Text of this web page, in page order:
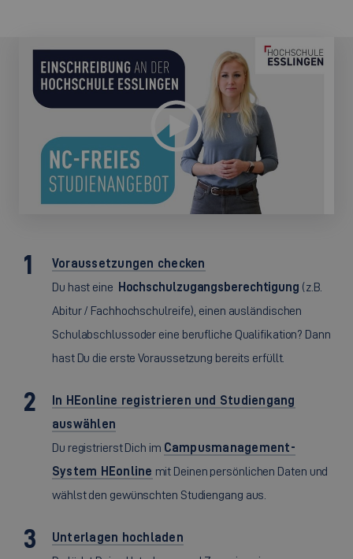
Voraussetzungen checken
Du hast eine Hochschulzugangsberechtigung (z.B.
Abitur / Fachhochschulreife), einen ausländischen
Schulabschlussoder eine berufliche Qualifikation? Dann
hast Du die erste Voraussetzung bereits erfüllt.
In HEonline registrieren und Studiengang
auswählen
Du registrierst Dich im Campusmanagement-
System HEonline mit Deinen persönlichen Daten und
wählst den gewünschten Studiengang aus.
Unterlagen hochladen